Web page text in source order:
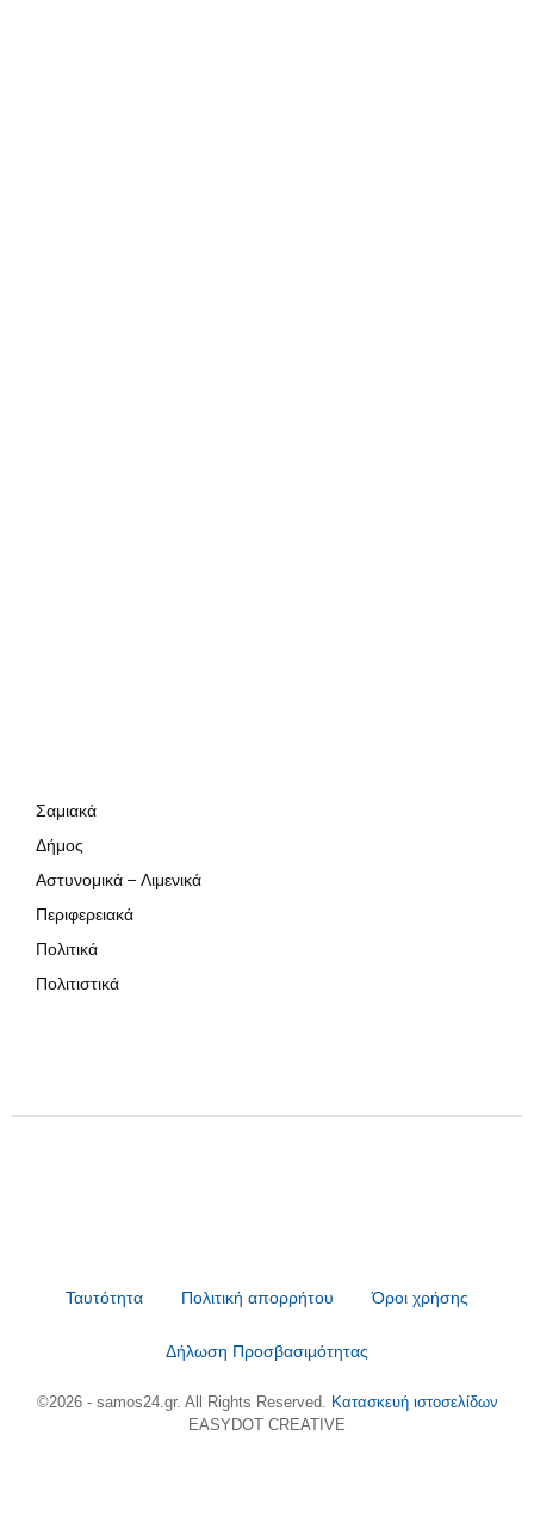
Σαμιακά
Δήμος
Αστυνομικά – Λιμενικά
Περιφερειακά
Πολιτικά
Πολιτιστικά
Ταυτότητα Πολιτική απορρήτου Όροι χρήσης
Δήλωση Προσβασιμότητας
©2026 - samos24.gr. All Rights Reserved. Κατασκευή ιστοσελίδων
EASYDOT CREATIVE